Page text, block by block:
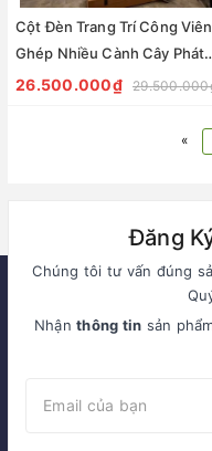
Cột Đèn Trang Trí Công Viên
Ghép Nhiều Cành Cây Phát
Sáng Cao 6M ZCV ZALAA
26.500.000₫
«
Đăng
Chúng tôi tư vấn đúng
Nhậnthông tin sản